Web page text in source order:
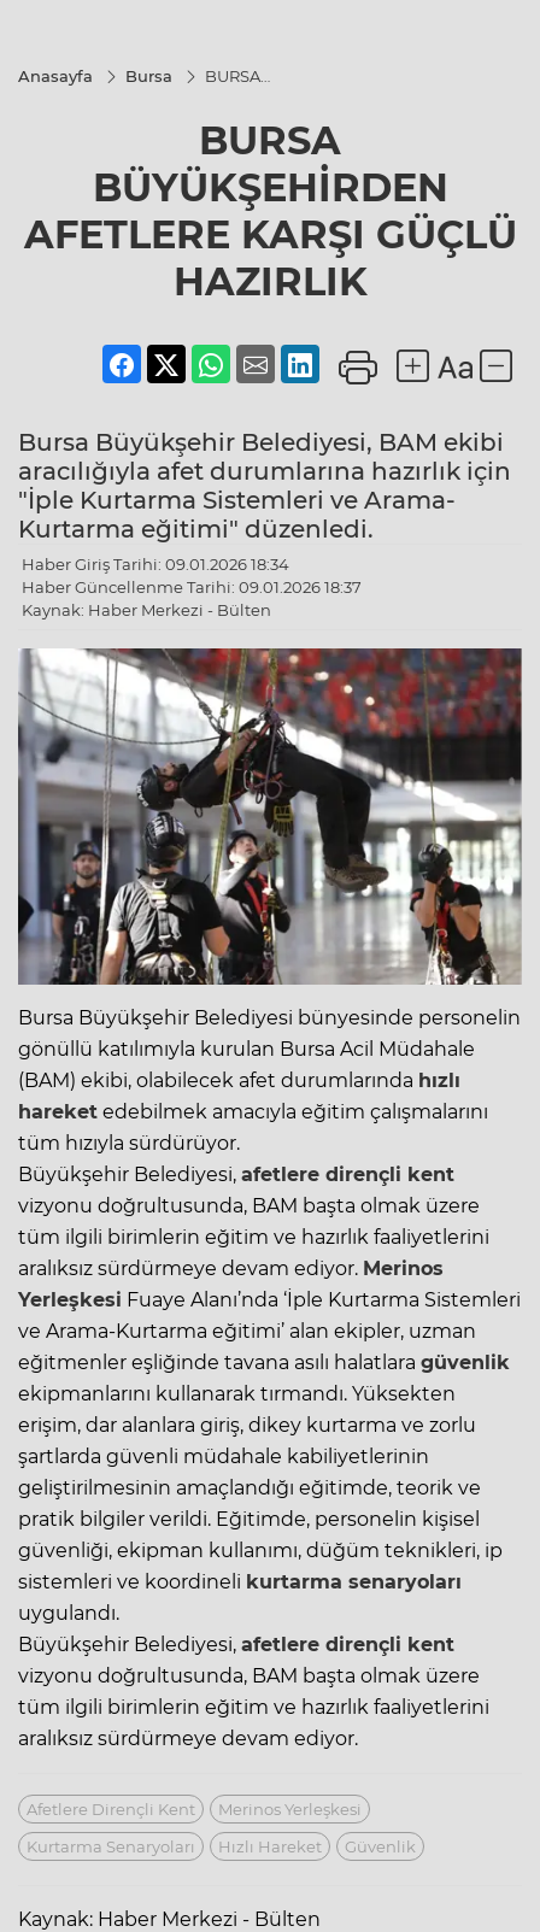
Anasayfa Bursa
BURSA
GÜÇLÜ HAZIRLIK
BURSA
BÜYÜKŞEHİRDEN
AFETLERE KARŞI GÜÇLÜ
HAZIRLIK
Bursa Büyükşehir Belediyesi, BAM ekibi
aracılığıyla afet durumlarına hazırlık için
"İple Kurtarma Sistemleri ve Arama-
Kurtarma eğitimi" düzenledi.
Haber Giriş Tarihi: 09.01.2026 18:34
Haber Güncellenme Tarihi: 09.01.2026 18:37
Kaynak: Haber Merkezi - Bülten
Bursa Büyükşehir Belediyesi bünyesinde personelin
gönüllü katılımıyla kurulan Bursa Acil Müdahale
(BAM) ekibi, olabilecek afet durumlarında hızlı
hareket edebilmek amacıyla eğitim çalışmalarını
tüm hızıyla sürdürüyor.
Büyükşehir Belediyesi, afetlere dirençli kent
vizyonu doğrultusunda, BAM başta olmak üzere
tüm ilgili birimlerin eğitim ve hazırlık faaliyetlerini
aralıksız sürdürmeye devam ediyor. Merinos
Yerleşkesi Fuaye Alanı’nda ‘İple Kurtarma Sistemleri
ve Arama-Kurtarma eğitimi’ alan ekipler, uzman
eğitmenler eşliğinde tavana asılı halatlara güvenlik
ekipmanlarını kullanarak tırmandı. Yüksekten
erişim, dar alanlara giriş, dikey kurtarma ve zorlu
şartlarda güvenli müdahale kabiliyetlerinin
geliştirilmesinin amaçlandığı eğitimde, teorik ve
pratik bilgiler verildi. Eğitimde, personelin kişisel
güvenliği, ekipman kullanımı, düğüm teknikleri, ip
sistemleri ve koordineli kurtarma senaryoları
uygulandı.
Büyükşehir Belediyesi, afetlere dirençli kent
vizyonu doğrultusunda, BAM başta olmak üzere
tüm ilgili birimlerin eğitim ve hazırlık faaliyetlerini
aralıksız sürdürmeye devam ediyor.
Afetlere Dirençli Kent
Merinos Yerleşkesi
Kurtarma Senaryoları
Hızlı Hareket Güvenlik
Kaynak: Haber Merkezi - Bülten